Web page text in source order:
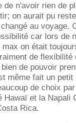
de n'avoir rien de
on aurait pu
au voyage.
car lors de
on était
de flexibilité
de pouvoir
même fait un petit
de choix
Hawaï et la Napali
Rica.